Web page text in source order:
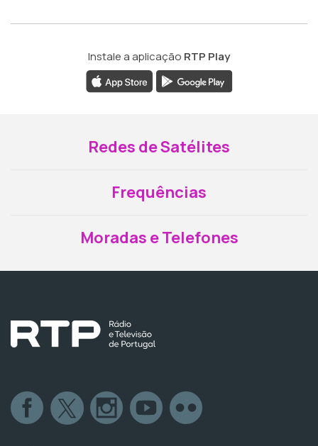
Instale a aplicação RTP Play
Redes de Satélites
Frequências
Moradas e Telefones